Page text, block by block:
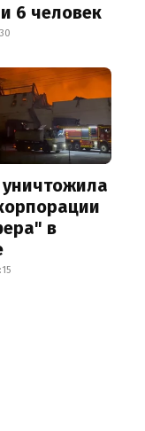
6 человек
уничтожила
в